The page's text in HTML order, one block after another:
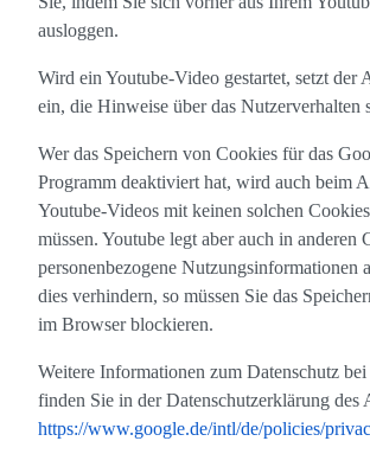
ausloggen.
Wird ein Youtube-Video gestartet, setzt der
ein, die Hinweise über das Nutzerverhalten
Wer das Speichern von Cookies für das
Programm deaktiviert hat, wird auch beim
Youtube-Videos mit keinen solchen
müssen. Youtube legt aber auch in anderen
personenbezogene Nutzungsinformationen
dies verhindern, so müssen Sie das
im Browser blockieren.
Weitere Informationen zum Datenschutz bei
finden Sie in der Datenschutzerklärung des
https://www.google.de/intl/de/policies/